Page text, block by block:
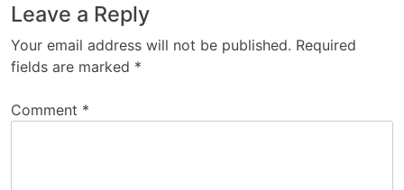
Leave a Reply
Your email address will not be published. Required
fields are marked *
Comment *